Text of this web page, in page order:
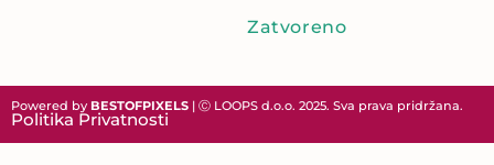
Zatvoreno
Powered by BESTOFPIXELS | Ⓒ LOOPS d.o.o. 2025. Sva prava pridržana.
Politika Privatnosti